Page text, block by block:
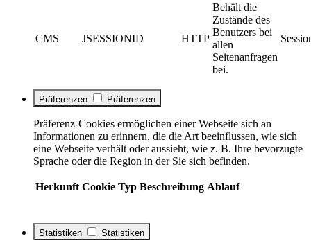
CMS JSESSIONID HTTP
Behält die
Zustände des
Benutzers bei
allen
Seitenanfragen
bei.
Präferenzen Präferenzen
Präferenz-Cookies ermöglichen einer Webseite sich an
Informationen zu erinnern, die die Art beeinflussen, wie sich
eine Webseite verhält oder aussieht, wie z. B. Ihre bevorzugte
Sprache oder die Region in der Sie sich befinden.
Herkunft Cookie Typ Beschreibung Ablauf
Statistiken Statistiken